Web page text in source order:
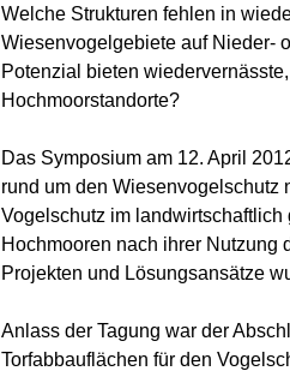
Welche Strukturen fehlen in
Wiesenvogelgebiete auf Nieder-
Potenzial bieten
Hochmoorstandorte?
Das Symposium am 12. April
rund um den Wiesenvogelschutz
Vogelschutz im
Hochmooren nach ihrer Nutzung
Projekten und Lösungsansätze
Anlass der Tagung war der
Torfabbauflächen für den